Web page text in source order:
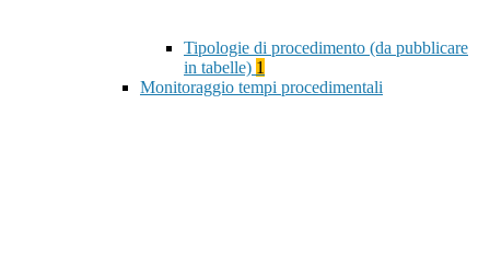
Tipologie di procedimento (da pubblicare
in tabelle) 1
Monitoraggio tempi procedimentali